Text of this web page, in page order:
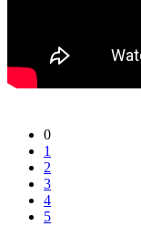
0
1
2
3
4
5